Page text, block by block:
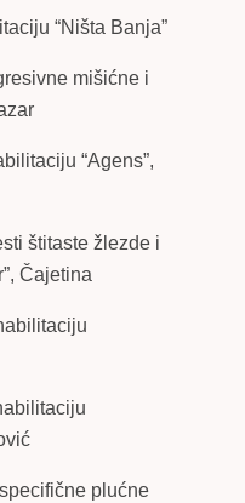
“Ništa Banja”
mišićne i
“Agens”,
štitaste žlezde i
Čajetina
plućne